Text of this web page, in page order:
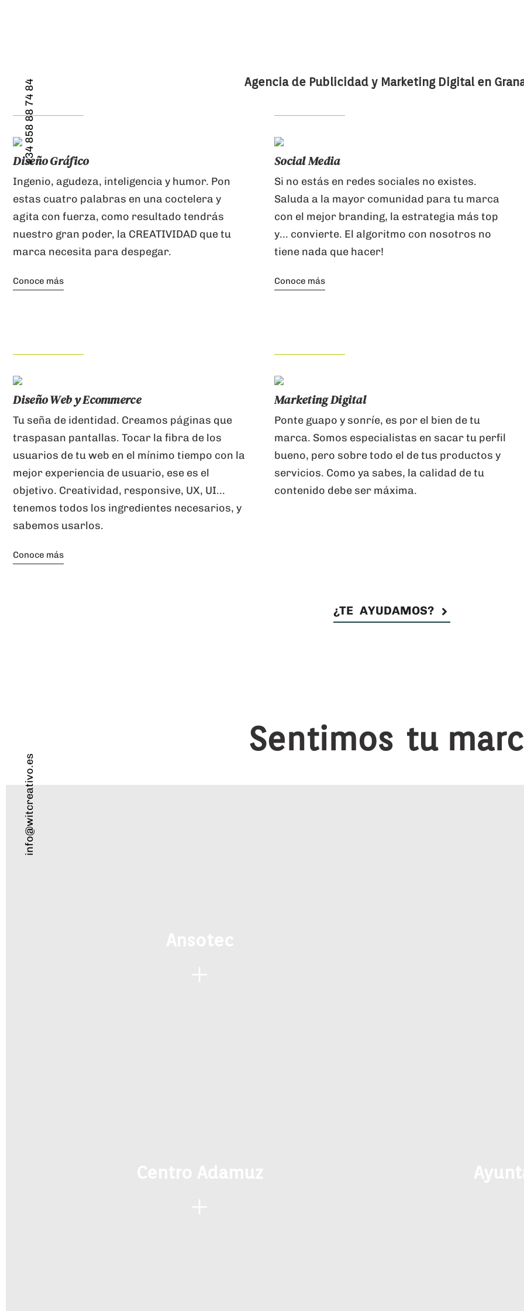
+34 858 88 74 84
info@witcreativo.es
Agencia de Publicidad y Marketing Digital en
Diseño Gráfico
Ingenio, agudeza, inteligencia y humor. Pon
estas cuatro palabras en una coctelera y
agita con fuerza, como resultado tendrás
nuestro gran poder, la CREATIVIDAD que tu
marca necesita para despegar.
Conoce más
Social Media
Si no estás en redes sociales no existes.
Saluda a la mayor comunidad para tu marca
con el mejor branding, la estrategia más top
y... convierte. El algoritmo con nosotros no
tiene nada que hacer!
Conoce más
Diseño Web y Ecommerce
Tu seña de identidad. Creamos páginas que
traspasan pantallas. Tocar la fibra de los
usuarios de tu web en el mínimo tiempo con la
mejor experiencia de usuario, ese es el
objetivo. Creatividad, responsive, UX, UI...
tenemos todos los ingredientes necesarios, y
sabemos usarlos.
Conoce más
Marketing Digital
Ponte guapo y sonríe, es por el bien de tu
marca. Somos especialistas en sacar tu perfil
bueno, pero sobre todo el de tus productos y
servicios. Como ya sabes, la calidad de tu
contenido debe ser máxima.
¿TE AYUDAMOS?
Sentimos tu